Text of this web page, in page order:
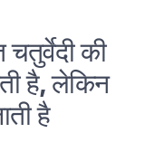
चतुर्वेदी की
है, लेकिन
है